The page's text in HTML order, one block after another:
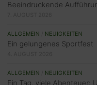
Beeindruckende
ALLGEMEIN NEUIGKEITEN
Ein gelungenes Sportfest
ALLGEMEIN NEUIGKEITEN
Ein Tag, viele Abenteuer: